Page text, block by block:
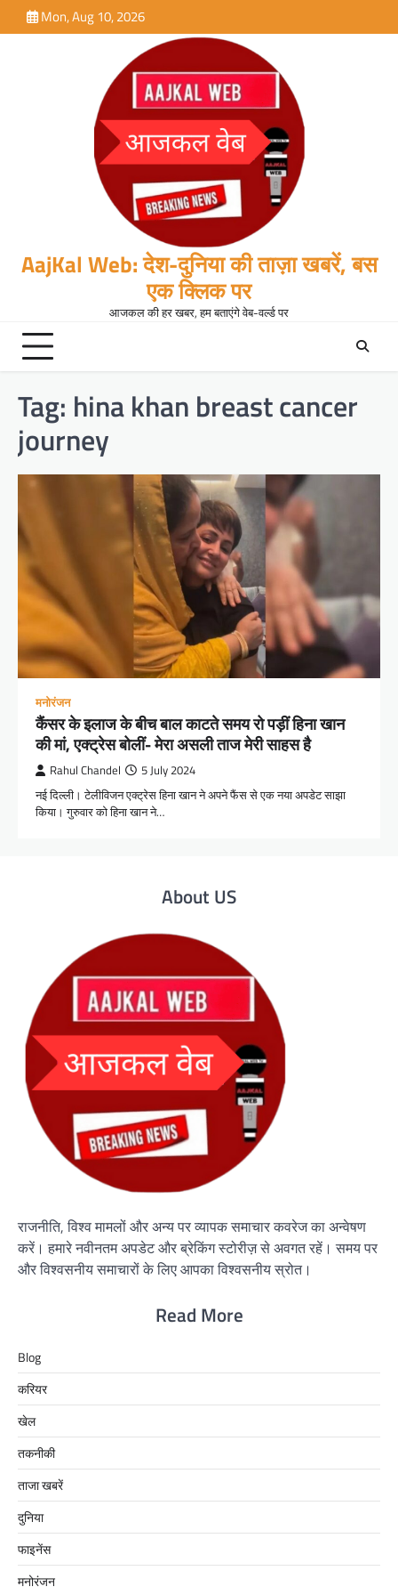
to
Mon, Aug 10, 2026
AajKal Web: देश-दुनिया की ताज़ा खबरें, बस
एक क्लिक पर
आजकल की हर खबर, हम बताएंगे वेब-वर्ल्ड पर
Tag: hina khan breast cancer
journey
मनोरंजन
कैंसर के इलाज के बीच बाल काटते समय रो पड़ीं हिना खान
की मां, एक्ट्रेस बोलीं- मेरा असली ताज मेरी साहस है
Rahul Chandel 5 July 2024
नई दिल्ली। टेलीविजन एक्ट्रेस हिना खान ने अपने फैंस से एक नया अपडेट साझा
किया। गुरुवार को हिना खान ने…
About US
राजनीति, विश्व मामलों और अन्य पर व्यापक समाचार कवरेज का अन्वेषण
करें। हमारे नवीनतम अपडेट और ब्रेकिंग स्टोरीज़ से अवगत रहें। समय पर
और विश्वसनीय समाचारों के लिए आपका विश्वसनीय स्रोत।
Read More
Blog
करियर
खेल
तकनीकी
ताजा खबरें
दुनिया
फाइनेंस
मनोरंजन